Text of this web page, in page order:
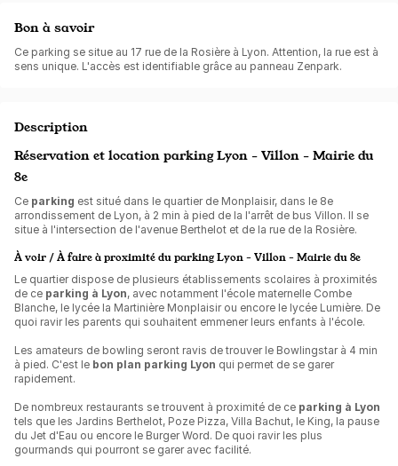
Bon à savoir
Ce parking se situe au 17 rue de la Rosière à Lyon. Attention, la rue est à
sens unique. L'accès est identifiable grâce au panneau Zenpark.
Description
Réservation et location parking Lyon - Villon - Mairie du
8e
Ce parking est situé dans le quartier de Monplaisir, dans le 8e
arrondissement de Lyon, à 2 min à pied de la l'arrêt de bus Villon. Il se
situe à l'intersection de l'avenue Berthelot et de la rue de la Rosière.
À voir / À faire à proximité du parking Lyon - Villon - Mairie du 8e
Le quartier dispose de plusieurs établissements scolaires à proximités
de ce parking à Lyon, avec notamment l'école maternelle Combe
Blanche, le lycée la Martinière Monplaisir ou encore le lycée Lumière. De
quoi ravir les parents qui souhaitent emmener leurs enfants à l'école.
Les amateurs de bowling seront ravis de trouver le Bowlingstar à 4 min
à pied. C'est le bon plan parking Lyon qui permet de se garer
rapidement.
De nombreux restaurants se trouvent à proximité de ce parking à Lyon
tels que les Jardins Berthelot, Poze Pizza, Villa Bachut, le King, la pause
du Jet d'Eau ou encore le Burger Word. De quoi ravir les plus
gourmands qui pourront se garer avec facilité.